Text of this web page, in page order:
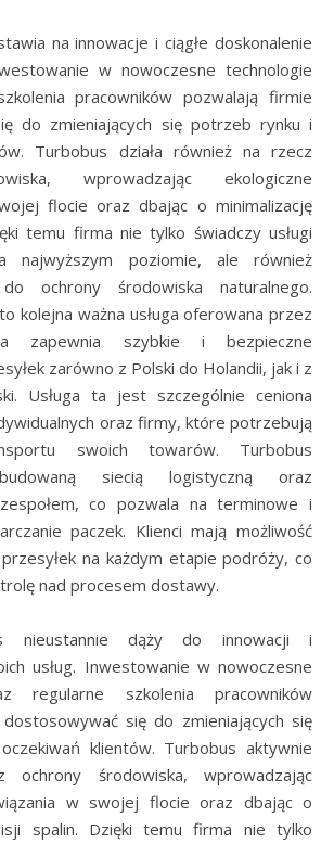
na innowacje i ciągłe doskonalenie
w nowoczesne technologie
pracowników pozwalają firmie
do zmieniających się potrzeb rynku i
Turbobus działa również na rzecz
wprowadzając ekologiczne
flocie oraz dbając o minimalizację
temu firma nie tylko świadczy usługi
najwyższym poziomie, ale również
ochrony środowiska naturalnego.
kolejna ważna usługa oferowana przez
zapewnia szybkie i bezpieczne
zarówno z Polski do Holandii, jak i z
Usługa ta jest szczególnie ceniona
oraz firmy, które potrzebują
swoich towarów. Turbobus
siecią logistyczną oraz
co pozwala na terminowe i
paczek. Klienci mają możliwość
na każdym etapie podróży, co
nad procesem dostawy.
nieustannie dąży do innowacji i
usług. Inwestowanie w nowoczesne
regularne szkolenia pracowników
się do zmieniających się
klientów. Turbobus aktywnie
ochrony środowiska, wprowadzając
w swojej flocie oraz dbając o
spalin. Dzięki temu firma nie tylko